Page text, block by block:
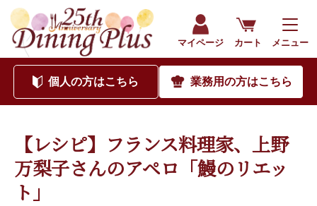
マイページ カート メニュー
個人の方はこちら 業務用の方はこちら
【レシピ】フランス料理家、上野
万梨子さんのアペロ「鰻のリエッ
ト」